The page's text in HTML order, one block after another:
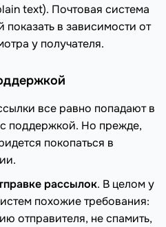
text). Почтовая система
показать в зависимости от
у получателя.
все равно попадают в
поддержкой. Но прежде,
покопаться в
рассылок. В целом у
похожие требования:
отправителя, не спамить,